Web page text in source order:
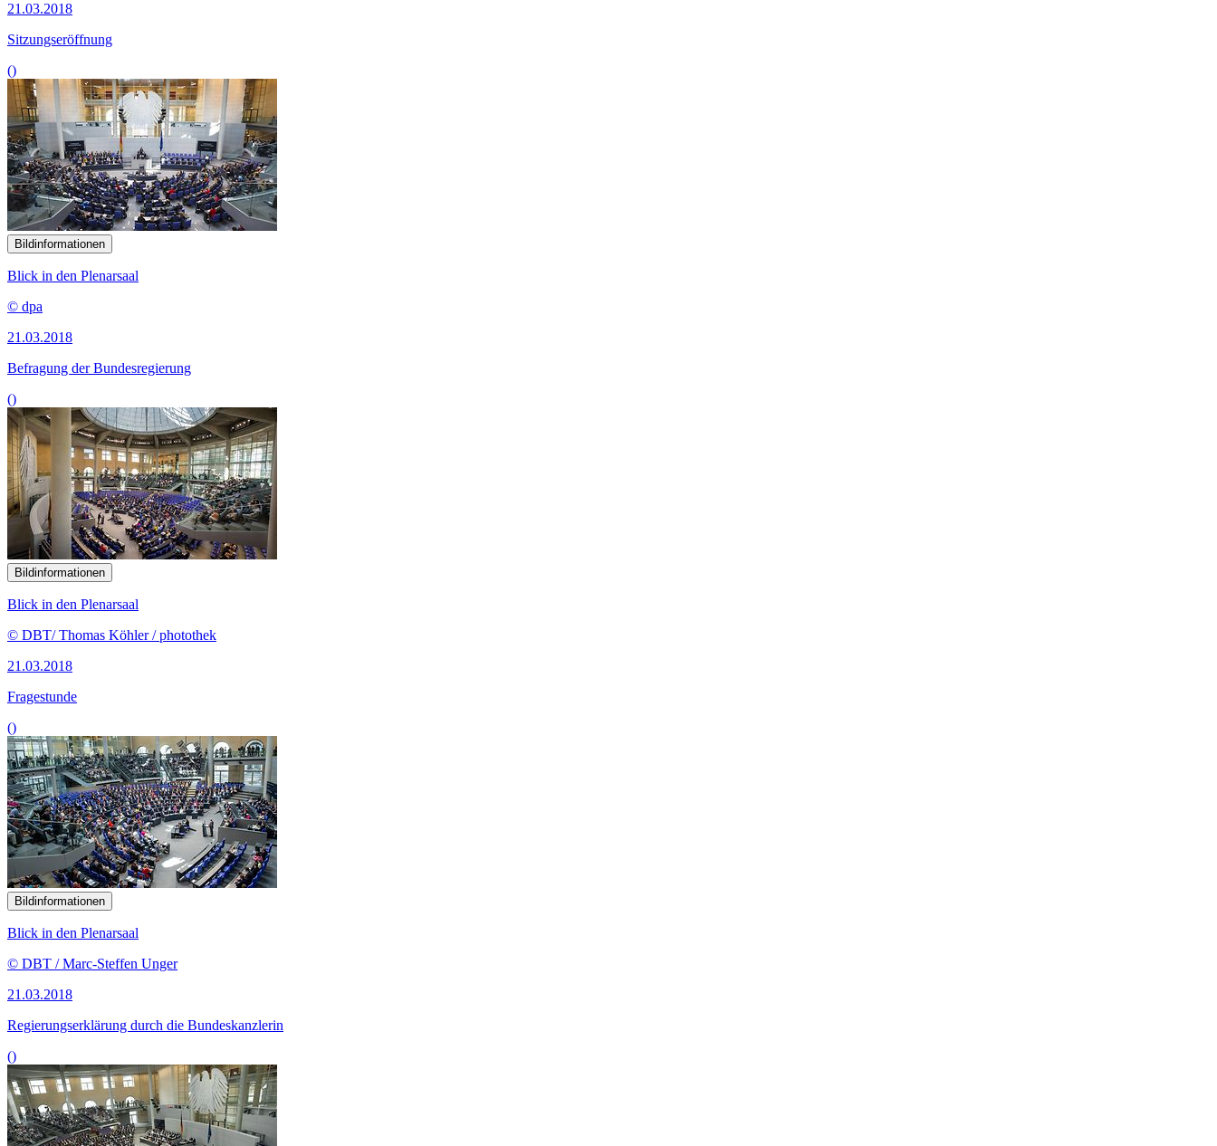
21.03.2018
Sitzungseröffnung
()
Bildinformationen
Blick in den Plenarsaal
© dpa
21.03.2018
Befragung der Bundesregierung
()
Bildinformationen
Blick in den Plenarsaal
© DBT/ Thomas Köhler / photothek
21.03.2018
Fragestunde
()
Bildinformationen
Blick in den Plenarsaal
© DBT / Marc-Steffen Unger
21.03.2018
Regierungserklärung durch die Bundeskanzlerin
()